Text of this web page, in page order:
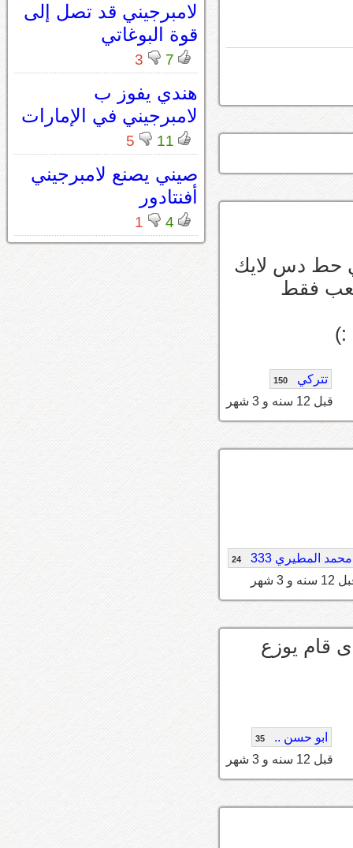
حط دس لايك
لعب فقط
:)
تتركي 150
قبل 12 سنه و 3 شهر
محمد المطيري 333 24
سنه و 3 شهر
قام يوزع
ابو حسن .. 35
قبل 12 سنه و 3 شهر
لامبرجيني قد تصل إلى
قوة البوغاتي
7
3
هندي يفوز ب
لامبرجيني في الإمارات
11
5
صيني يصنع لامبرجيني
أفنتادور
4
1